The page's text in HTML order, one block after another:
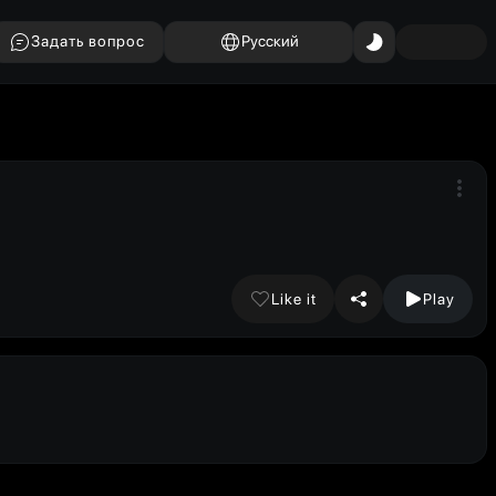
Задать вопрос Русский
Like it Play